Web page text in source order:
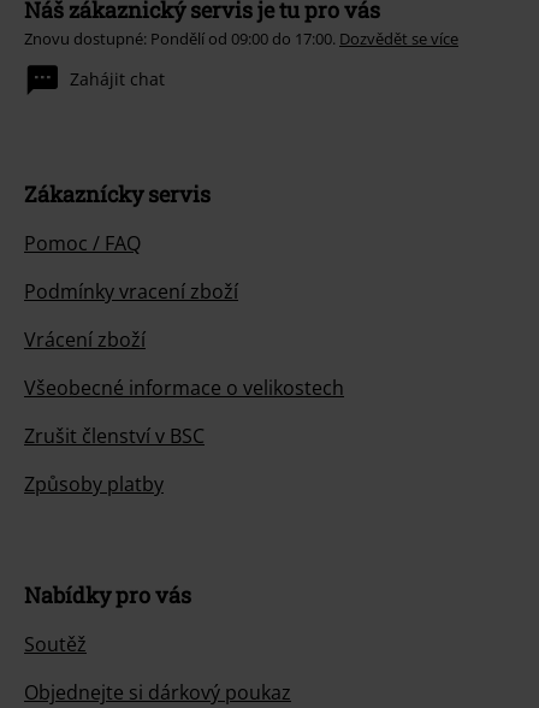
Náš zákaznický servis je tu pro vás
Znovu dostupné: Pondělí od 09:00 do 17:00. Dozvědět se více
Zahájit chat
Zákaznícky servis
Pomoc / FAQ
Podmínky vracení zboží
Vrácení zboží
Všeobecné informace o velikostech
Zrušit členství v BSC
Způsoby platby
Nabídky pro vás
Soutěž
Objednejte si dárkový poukaz